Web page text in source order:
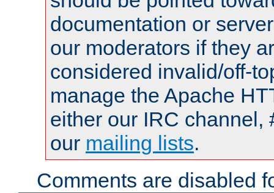
documentation or
our moderators if they
considered invalid/off-
manage the Apache
either our IRC channel,
our mailing lists.
Comments are disabled